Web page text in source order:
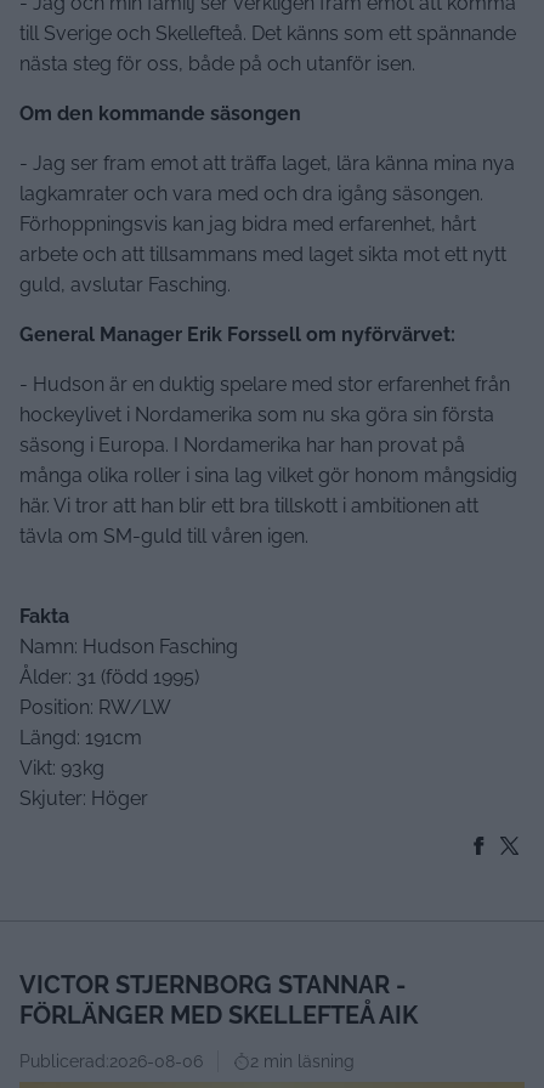
till Sverige och Skellefteå. Det känns som ett spännande
nästa steg för oss, både på och utanför isen.
Om den kommande säsongen
- Jag ser fram emot att träffa laget, lära känna mina nya
lagkamrater och vara med och dra igång säsongen.
Förhoppningsvis kan jag bidra med erfarenhet, hårt
arbete och att tillsammans med laget sikta mot ett nytt
guld, avslutar Fasching.
General Manager Erik Forssell om nyförvärvet:
- Hudson är en duktig spelare med stor erfarenhet från
hockeylivet i Nordamerika som nu ska göra sin första
säsong i Europa. I Nordamerika har han provat på
många olika roller i sina lag vilket gör honom mångsidig
här. Vi tror att han blir ett bra tillskott i ambitionen att
tävla om SM-guld till våren igen.
Fakta
Namn: Hudson Fasching
Ålder: 31 (född 1995)
Position: RW/LW
Längd: 191cm
Vikt: 93kg
Skjuter: Höger
VICTOR STJERNBORG STANNAR -
FÖRLÄNGER MED SKELLEFTEÅ AIK
Publicerad:2026-08-06 2 min läsning